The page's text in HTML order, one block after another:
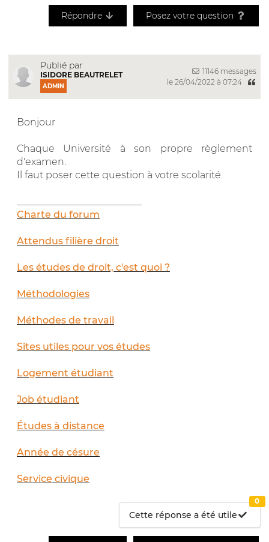
Répondre Posez votre question
Publié par
ISIDORE BEAUTRELET
ADMIN
11146 messages
le 26/04/2022 à 07:24
Bonjour
Chaque Université à son propre règlement
d'examen.
Il faut poser cette question à votre scolarité.
Charte du forum
Attendus filière droit
Les études de droit, c'est quoi ?
Méthodologies
Méthodes de travail
Sites utiles pour vos études
Logement étudiant
Job étudiant
Études à distance
Année de césure
Service civique
Cette réponse a été utile
0